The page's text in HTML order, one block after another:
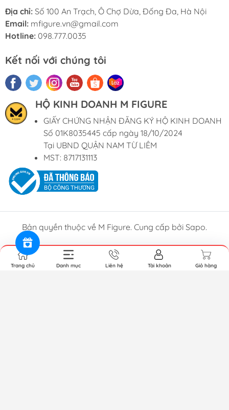
Địa chỉ: Số 100 An Trạch, Ô Chợ Dừa, Đống Đa, Hà Nội
Email: mfigure.vn@gmail.com
Hotline: 098.777.0035
Kết nối với chúng tôi
HỘ KINH DOANH M FIGURE
GIẤY CHỨNG NHẬN ĐĂNG KÝ HỘ KINH DOANH
Số 01K8035445 cấp ngày 18/10/2024
Tại UBND QUẬN NAM TỪ LIÊM
MST: 8717131113
Bản quyền thuộc về M Figure. Cung cấp bởi Sapo.
Trang chủ Danh mục Liên hệ Tài khoản Giỏ hàng